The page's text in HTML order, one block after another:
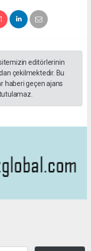
editörlerinin
çekilmektedir. Bu
haberi geçen ajans